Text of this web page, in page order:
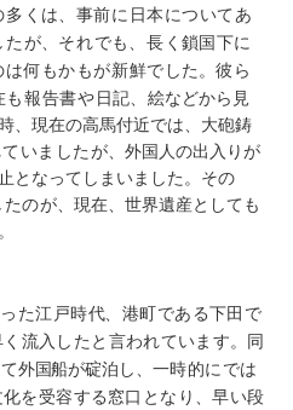
く は、事前に日本についてあ
が、それでも、長く鎖国下に
は何もかもが新鮮で した。彼ら
も報告書や日記、 絵などから見
、現在の高馬付近では、大砲鋳
いましたが、外国人の出入りが
となってしまいました。その
たのが、現在、世界遺産としても
た江戸時代、港町である下田で
流入したと言われていま す。同
外国船が碇泊し、 一時的にでは
を受容する窓口とな り 、早い段